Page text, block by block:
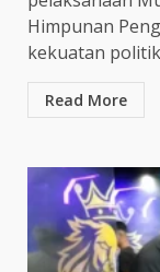
Himpunan
kekuatan politik
Read More